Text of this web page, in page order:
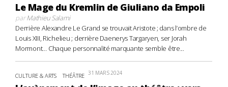
Le Mage du Kremlin de Giuliano da Empoli
parMathieu Salami
Derrière Alexandre Le Grand se trouvait Aristote ; dans l’ombre de
Louis XIII, Richelieu ; derrière Daenerys Targaryen, ser Jorah
Mormont… Chaque personnalité marquante semble être...
CULTURE & ARTS THÉÂTRE 31 MARS 2024